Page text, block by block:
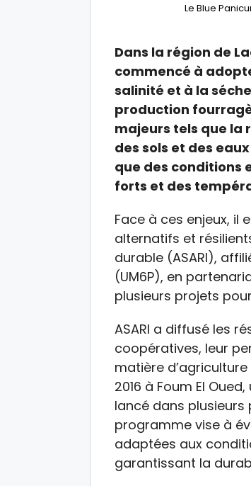
Le Blue
Dans la région de
commencé à
salinité et à la
production
majeurs tels que la
des sols et des
que des conditions
forts et des
Face à ces enjeux, il
alternatifs et
durable (ASARI),
(UM6P), en
plusieurs projets
ASARI a diffusé les
coopératives, leur
matière
2016 à Foum El
lancé dans plusieurs
programme vise à
adaptées aux
garantissant la